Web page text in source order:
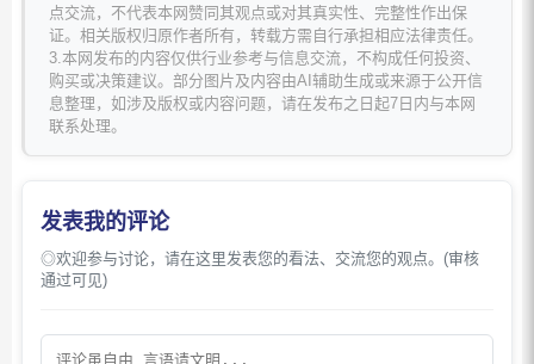
点交流，不代表本网赞同其观点或对其真实性、完整性作出保
证。相关版权归原作者所有，转载方需自行承担相应法律责任。
3.本网发布的内容仅供行业参考与信息交流，不构成任何投资、
购买或决策建议。部分图片及内容由AI辅助生成或来源于公开信
息整理，如涉及版权或内容问题，请在发布之日起7日内与本网
联系处理。
发表我的评论
◎欢迎参与讨论，请在这里发表您的看法、交流您的观点。(审核
通过可见)